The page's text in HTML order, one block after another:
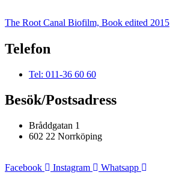
The Root Canal Biofilm, Book edited 2015
Telefon
Tel: 011-36 60 60
Besök/Postsadress
Bråddgatan 1
602 22 Norrköping
Facebook Instagram Whatsapp